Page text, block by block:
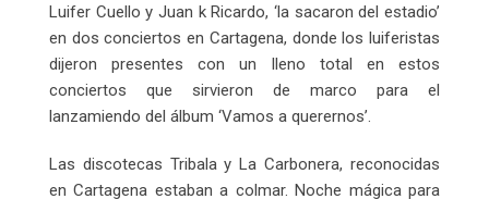
Luifer Cuello y Juan k Ricardo, ‘la sacaron del estadio’
en dos conciertos en Cartagena, donde los luiferistas
dijeron presentes con un lleno total en estos
conciertos que sirvieron de marco para el
lanzamiendo del álbum ‘Vamos a querernos’.
Las discotecas Tribala y La Carbonera, reconocidas
en Cartagena estaban a colmar. Noche mágica para